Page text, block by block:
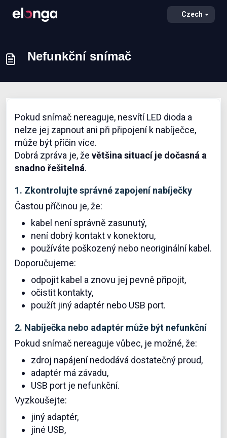
Czech
Nefunkční snímač
Pokud snímač nereaguje, nesvítí LED dioda a
nelze jej zapnout ani při připojení k nabíječce,
může být příčin více.
Dobrá zpráva je, že většina situací je dočasná a
snadno řešitelná.
1. Zkontrolujte správné zapojení nabíječky
Častou příčinou je, že:
kabel není správně zasunutý,
není dobrý kontakt v konektoru,
používáte poškozený nebo neoriginální kabel.
Doporučujeme:
odpojit kabel a znovu jej pevně připojit,
očistit kontakty,
použít jiný adaptér nebo USB port.
2. Nabíječka nebo adaptér může být nefunkční
Pokud snímač nereaguje vůbec, je možné, že:
zdroj napájení nedodává dostatečný proud,
adaptér má závadu,
USB port je nefunkční.
Vyzkoušejte:
jiný adaptér,
jiné USB,